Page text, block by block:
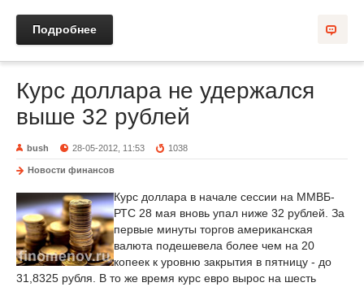
Подробнее
Курс доллара не удержался
выше 32 рублей
bush 28-05-2012, 11:53 1038
Новости финансов
Курс доллара в начале сессии на ММВБ-
РТС 28 мая вновь упал ниже 32 рублей. За
первые минуты торгов американская
валюта подешевела более чем на 20
копеек к уровню закрытия в пятницу - до
31,8325 рубля. В то же время курс евро вырос на шесть